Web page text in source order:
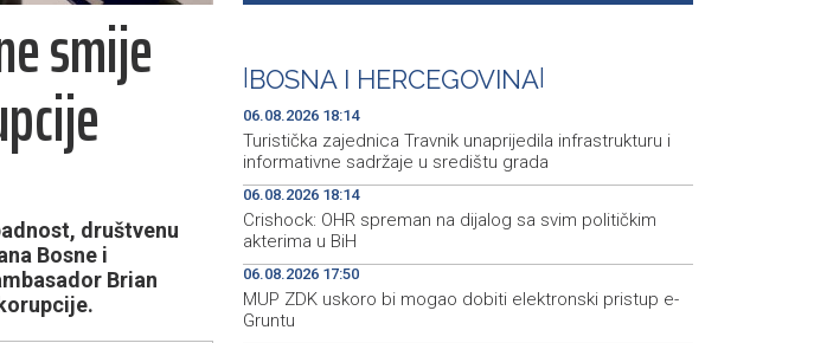
smije
društvenu
Bosne i
Brian
19:29
Španska krajnja ljevica i desnica ujedinjene protiv
Maroka kao suorganizatora SP 2030.
BOSNA I HERCEGOVINA
06.08.2026 18:14
Turistička zajednica Travnik unaprijedila infrastrukturu i
informativne sadržaje u središtu grada
06.08.2026 18:14
Crishock: OHR spreman na dijalog sa svim političkim
akterima u BiH
06.08.2026 17:50
MUP ZDK uskoro bi mogao dobiti elektronski pristup e-
Gruntu